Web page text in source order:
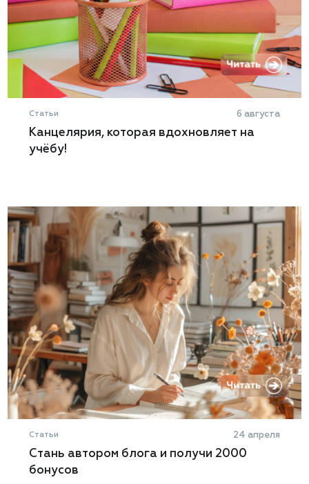
Статьи 6 августа
Канцелярия, которая вдохновляет на
учёбу!
Статьи 24 апреля
Стань автором блога и получи 2000
бонусов